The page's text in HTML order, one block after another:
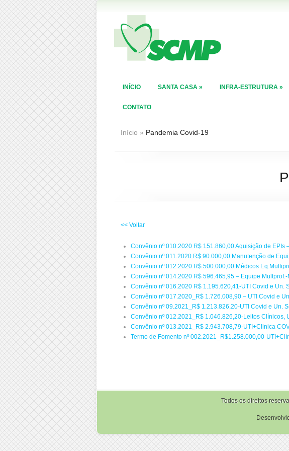
INÍCIO SANTA CASA » INFRA-ESTRUTURA »
CONTATO
Início » Pandemia Covid-19
<< Voltar
Convênio nº 010.2020 R$ 151.860,00 Aquisição de EPIs
Convênio nº 011.2020 R$ 90.000,00 Manutenção de
Convênio nº 012.2020 R$ 500.000,00 Médicos
Convênio nº 014.2020 R$ 596.465,95 – Equipe
Convênio nº 016.2020 R$ 1.195.620,41-UTI Covid e Un.
Convênio nº 017.2020_R$ 1.726.008,90 – UTI Covid e
Convênio nº 09.2021_R$ 1.213.826,20-UTI Covid e Un.
Convênio nº 012.2021_R$ 1.046.826,20-Leitos Clínicos,
Convênio nº 013.2021_R$ 2.943.708,79-UTI+Clinica
Termo de Fomento nº 002.2021_R$1.258.000,00-
Todos os direitos